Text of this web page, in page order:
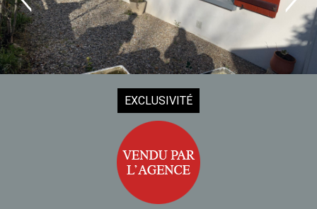
EXCLUSIVITÉ